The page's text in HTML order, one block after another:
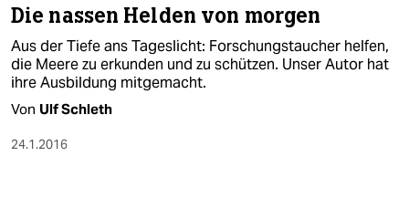
Die nassen Helden von morgen
Aus der Tiefe ans Tageslicht: Forschungstaucher helfen,
die Meere zu erkunden und zu schützen. Unser Autor hat
ihre Ausbildung mitgemacht.
Von Ulf Schleth
24.1.2016